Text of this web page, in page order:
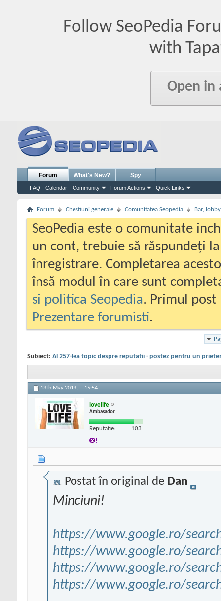
Follow SeoPedia
with
Open in
Forum
FAQ Calendar Community Forum Actions Quick Links
What's New? Spy
Forum Chestiuni generale Comunitatea Seopedia Bar,
SeoPedia este o comunitate
un cont, trebuie să răspundeți
înregistrare. Completarea
însă modul în care sunt
si politica Seopedia. Primul
Prezentare forumisti.
Subiect: Al 257-lea topic despre reputatii - postez pentru un
13th May 2013, 15:54
lovelife
Ambasador
Reputatie: 103
Postat în original de Dan
Minciuni!
https://www.google.ro/
https://www.google.ro/
https://www.google.ro/
https://www.google.ro/